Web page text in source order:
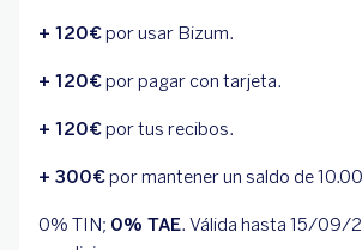
+ 120€por usar Bizum.
+ 120€por pagar con tarjeta.
+ 120€por tus recibos.
+ 300€por mantener un saldo de
0% TIN; 0% TAE. Válida hasta 15/09/